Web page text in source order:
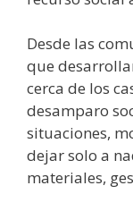
Desde las
que
cerca de los
desamparo
situaciones,
dejar solo a
materiales,